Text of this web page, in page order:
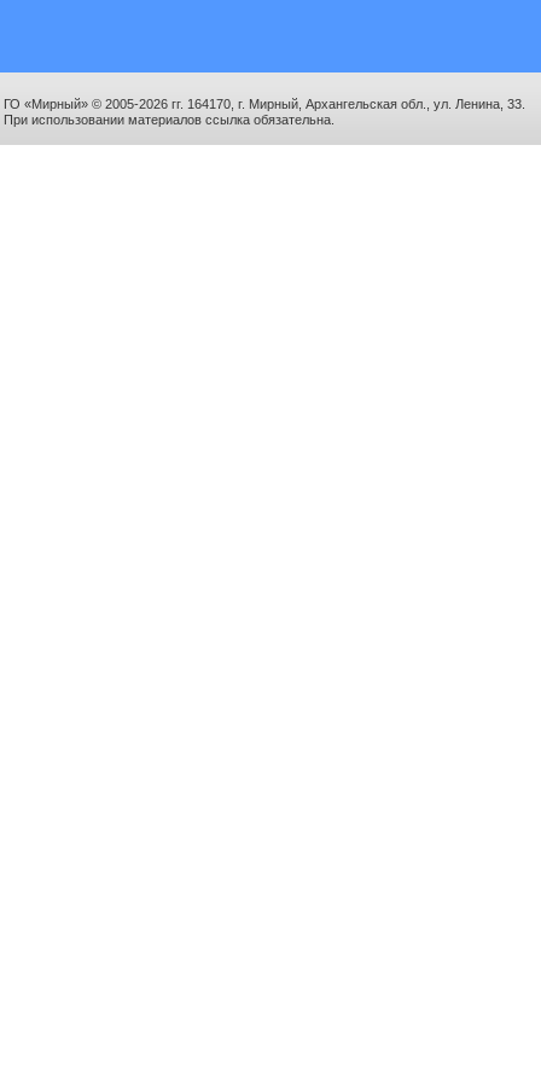
ГО «Мирный» © 2005-2026 гг. 164170, г. Мирный, Архангельская обл., ул. Ленина, 33.
При использовании материалов ссылка обязательна.